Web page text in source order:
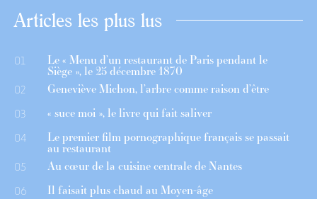
Articles les plus lus
01 Le « Menu d’un restaurant de Paris pendant le
Siège », le 25 décembre 1870
02 Geneviève Michon, l’arbre comme raison d’être
03 « suce moi », le livre qui fait saliver
04 Le premier film pornographique français se passait
au restaurant
05 Au cœur de la cuisine centrale de Nantes
06 Il faisait plus chaud au Moyen-âge